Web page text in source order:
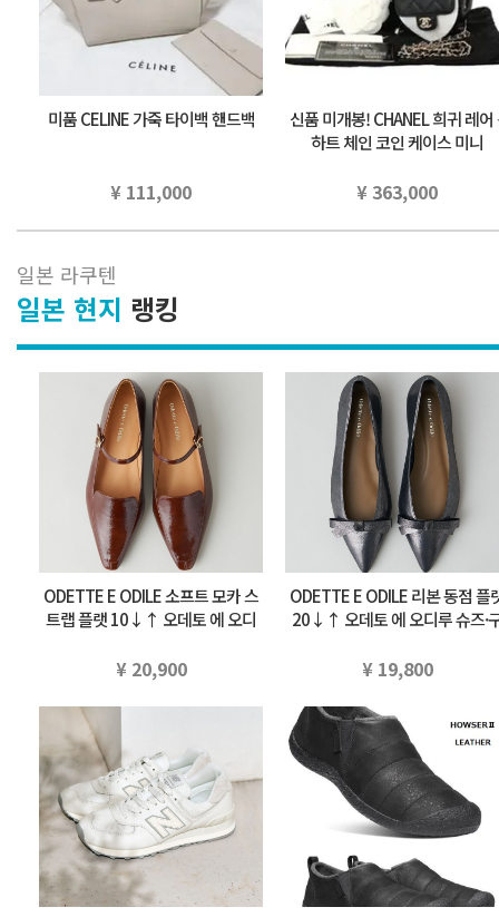
미품 CELINE 가죽 타이백 핸드백
¥ 111,000
신품 미개봉! CHANEL 희귀 레어
하트 체인 코인 케이스 미니
¥ 363,000
일본 라쿠텐
일본 현지 랭킹
ODETTE E ODILE 소프트 모카 스
트랩 플랫 10↓↑ 오데토 에 오디
¥ 20,900
ODETTE E ODILE 리본 동점 플
20↓↑ 오데토 에 오디루 슈즈·
¥ 19,800